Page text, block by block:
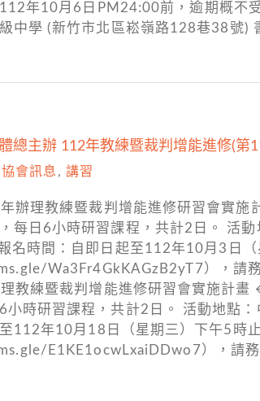
年10月6日PM24:00前，逾期概
中學 (新竹市北區崧嶺路128巷38號)
總主辦 112年教練暨裁判增能進修(第
協會訊息 , 講習
辦理教練暨裁判增能進修研習會實
每日6小時研習課程，共計2日。 活
名時間：自即日起至112年10月3日
Wa3Fr4GkKAGzB2yT7），請
教練暨裁判增能進修研習會實施計
小時研習課程，共計2日。 活動地點
112年10月18日（星期三）下午5時
E1KE1ocwLxaiDDwo7），請